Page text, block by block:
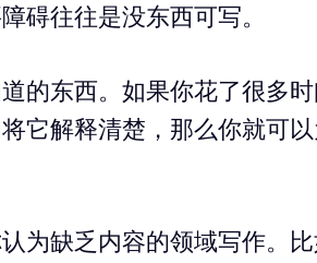
碍往往是没东西可写。
的东西。如果你花了很多
它解释清楚，那么你就可
为缺乏内容的领域写作。